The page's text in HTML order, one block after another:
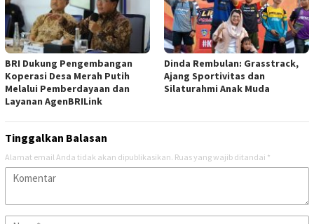
BRI Dukung Pengembangan
Koperasi Desa Merah Putih
Melalui Pemberdayaan dan
Layanan AgenBRILink
Dinda Rembulan: Grasstrack,
Ajang Sportivitas dan
Silaturahmi Anak Muda
Tinggalkan Balasan
Alamat email Anda tidak akan dipublikasikan. Ruas yang wajib ditandai *